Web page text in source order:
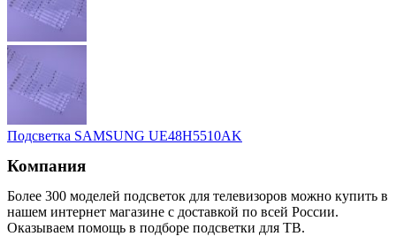
Подсветка SAMSUNG UE48H5510AK
Компания
Более 300 моделей подсветок для телевизоров можно купить в
нашем интернет магазине с доставкой по всей России.
Оказываем помощь в подборе подсветки для ТВ.